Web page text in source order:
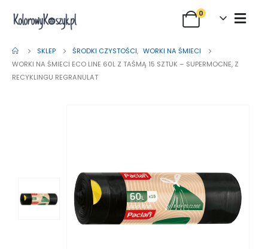
0
SKLEP ŚRODKI CZYSTOŚCI, WORKI NA ŚMIECI
WORKI NA ŚMIECI ECO LINE 60L Z TAŚMĄ 15 SZTUK – SUPERMOCNE, Z
RECYKLINGU REGRANULAT